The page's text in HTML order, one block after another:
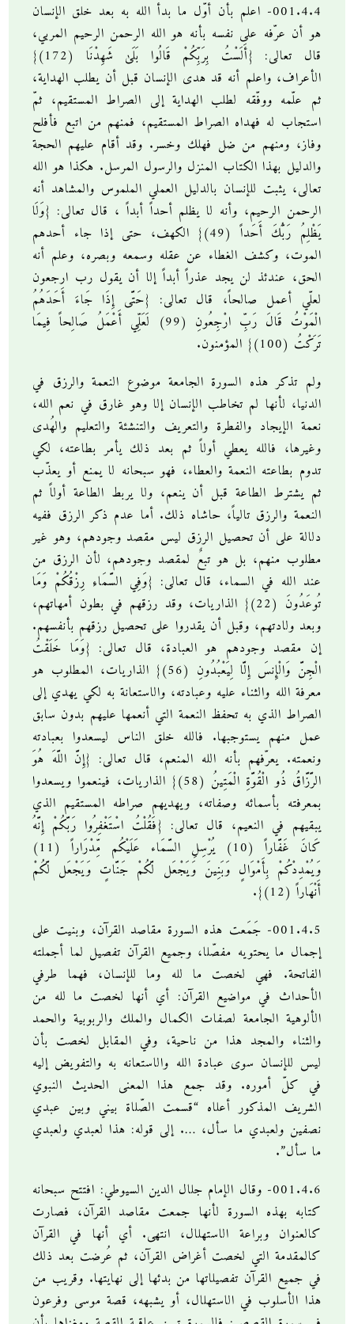
001.4.4- اعلم بأن أوّل ما بدأ الله به بعد خلق الإنسان
هو أن عرّفه على نفسه بأنه هو الله الرحمن الرحيم المربي،
قال تعالى: {أَلَسْتُ بِرَبِّكُمْ قَالُوا بَلَىٰ شَهِدْنَا (172)}
الأعراف، واعلم أنه قد هدى الإنسان قبل أن يطلب الهداية،
ثم علّمه ووفّقه لطلب الهداية إلى الصراط المستقيم، ثمّ
استجاب له فهداه الصراط المستقيم، فمنهم من اتبع فأفلح
وفاز، ومنهم من ضل فهلك وخسر. وقد أقام عليهم الحجة
والدليل بهذا الكتاب المنزل والرسول المرسل. هكذا هو الله
تعالى، يثبت للإنسان بالدليل العملي الملموس والمشاهد أنه
الرحمن الرحيم، وأنه لا يظلم أحداً أبداً ، قال تعالى: {وَلَا
يَظْلِمُ رَبُّكَ أَحَداً (49)} الكهف، حتى إذا جاء أحدهم
الموت، وكشف الغطاء عن عقله وسمعه وبصره، وعلم أنه
الحق، عندئذ لن يجد عذراً أبداً إلا أن يقول رب ارجعون
لعلّي أعمل صالحاً، قال تعالى: {حَتَّى إِذَا جَاءَ أَحَدَهُمُ
الْمَوْتُ قَالَ رَبِّ ارْجِعُونِ (99) لَعَلِّي أَعْمَلُ صَالِحاً فِيمَا
تَرَكْتُ (100)} المؤمنون.
ولم تذكر هذه السورة الجامعة موضوع النعمة والرزق في
الدنيا، لأنها لم تخاطب الإنسان إلا وهو غارق في نعم الله،
نعمة الإيجاد والفطرة والتعريف والتنشئة والتعليم والهُدى
وغيرها، فالله يعطي أولاً ثم بعد ذلك يأمر بطاعته، لكي
تدوم بطاعته النعمة والعطاء، فهو سبحانه لا يمنع أو يعذّب
ثم يشترط الطاعة قبل أن ينعم، ولا يربط الطاعة أولاً ثم
النعمة والرزق تالياً، حاشاه ذلك. أما عدم ذكر الرزق ففيه
دلالة على أن تحصيل الرزق ليس مقصد وجودهم، وهو غير
مطلوب منهم، بل هو تبعٌ لمقصد وجودهم، لأن الرزق من
عند الله في السماء، قال تعالى: {وَفِي السَّمَاءِ رِزْقُكُمْ وَمَا
تُوعَدُونَ (22)} الذاريات، وقد رزقهم في بطون أمهاتهم،
وبعد ولادتهم، وقبل أن يقدروا على تحصيل رزقهم بأنفسهم.
إن مقصد وجودهم هو العبادة، قال تعالى: {وَمَا خَلَقْتُ
الْجِنَّ وَالْإِنسَ إِلَّا لِيَعْبُدُونِ (56)} الذاريات، المطلوب هو
معرفة الله والثناء عليه وعبادته، والاستعانة به لكي يهدي إلى
الصراط الذي به تحفظ النعمة التي أنعمها عليهم بدون سابق
عمل منهم يستوجبها. فالله خلق الناس ليسعدوا بعبادته
ونعمته. يعرّفهم بأنه الله المنعم، قال تعالى: {إِنَّ اللَّهَ هُوَ
الرَّزَّاقُ ذُو الْقُوَّةِ الْمَتِينُ (58)} الذاريات، فينعموا ويسعدوا
بمعرفته بأسمائه وصفاته، ويهديهم صراطه المستقيم الذي
يبقيهم في النعيم، قال تعالى: {فَقُلْتُ اسْتَغْفِرُوا رَبَّكُمْ إِنَّهُ
كَانَ غَفَّاراً (10) يُرْسِلِ السَّمَاء عَلَيْكُم مِّدْرَاراً (11)
وَيُمْدِدْكُمْ بِأَمْوَالٍ وَبَنِينَ وَيَجْعَل لَّكُمْ جَنَّاتٍ وَيَجْعَل لَّكُمْ
أَنْهَاراً (12)}.
001.4.5- جَمَعت هذه السورة مقاصد القرآن، وبنيت على
إجمال ما يحتويه مفصّلا، وجميع القرآن تفصيل لما أجملته
الفاتحة. فهي لخصت ما لله وما للإنسان، فهما طرفي
الأحداث في مواضيع القرآن: أي أنها لخصت ما لله من
الألوهية الجامعة لصفات الكمال والملك والربوبية والحمد
والثناء والمجد هذا من ناحية، وفي المقابل لخصت بأن
ليس للإنسان سوى عبادة الله والاستعانه به والتفويض إليه
في كلّ أموره. وقد جمع هذا المعنى الحديث النبوي
الشريف المذكور أعلاه “قسمت الصّلاة بيني وبين عبدي
نصفين ولعبدي ما سأل، …. إلى قوله: هذا لعبدي ولعبدي
ما سأل”.
001.4.6- وقال الإمام جلال الدين السيوطي: افتتح سبحانه
كتابه بهذه السورة لأنها جمعت مقاصد القرآن، فصارت
كالعنوان وبراعة الاستهلال، انتهى. أي أنها في القرآن
كالمقدمة التي لخصت أغراض القرآن، ثم عُرضت بعد ذلك
في جميع القرآن تفصيلاتها من بدئها إلى نهايتها. وقريب من
هذا الأسلوب في الاستهلال، أو يشبهه، قصة موسى وفرعون